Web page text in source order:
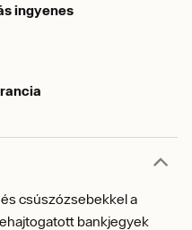
ingyenes
csúszózsebekkel a
bankjegyek